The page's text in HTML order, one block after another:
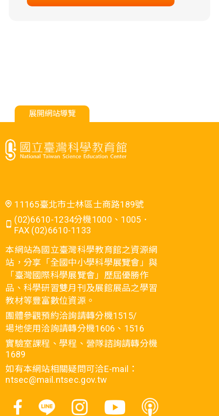
展開網站導覽
11165臺北市士林區士商路189號
(02)6610-1234分機1000、1005．
FAX (02)6610-1133
本網站為國立臺灣科學教育館之資源網
站，分享「全國中小學科學展覽會」與
「臺灣國際科學展覽會」歷屆優勝作
品、科學研習雙月刊及展館展品之學習
教材等豐富數位資源。
團體參觀預約洽詢請轉分機1515/
場地使用洽詢請轉分機1606、1516
實驗室課程、學程、營隊諮詢請轉分機
1689
如有本網站相關疑問可洽E-mail：
ntsec@mail.ntsec.gov.tw